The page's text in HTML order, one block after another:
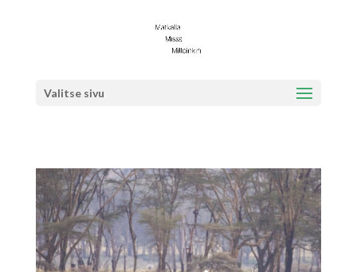
Valitse sivu